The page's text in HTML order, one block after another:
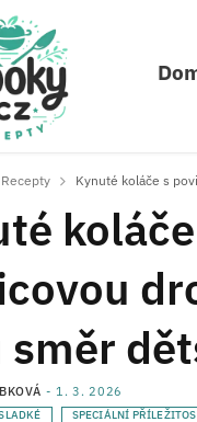
Recepty Kynuté koláče s
směr
1. 3. 2026
SPECIÁLNÍ